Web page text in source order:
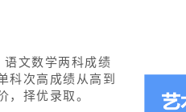
语文数学两科成绩
科次高成绩从高到
择优录取。